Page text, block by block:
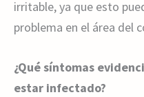
irritable, ya que esto
problema en el área del
¿Qué síntomas
estar infectado?